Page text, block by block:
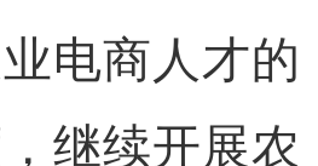
电商人才的
继续开展农